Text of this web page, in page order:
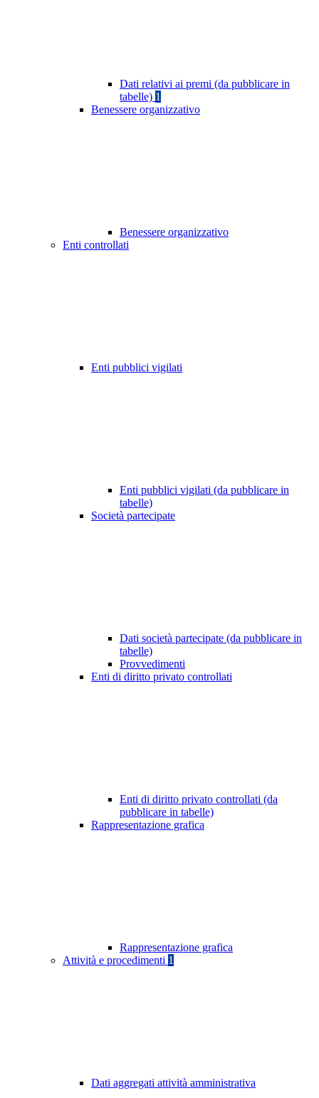
Dati relativi ai premi (da pubblicare in
tabelle) 1
Benessere organizzativo
Benessere organizzativo
Enti controllati
Enti pubblici vigilati
Enti pubblici vigilati (da pubblicare in
tabelle)
Società partecipate
Dati società partecipate (da pubblicare in
tabelle)
Provvedimenti
Enti di diritto privato controllati
Enti di diritto privato controllati (da
pubblicare in tabelle)
Rappresentazione grafica
Rappresentazione grafica
Attività e procedimenti 1
Dati aggregati attività amministrativa